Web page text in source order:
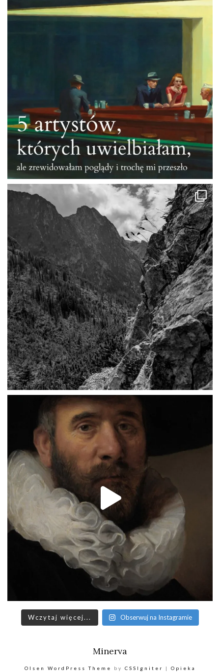
Wczytaj więcej... Obserwuj na Instagramie
Minerva
Olsen WordPress Theme by CSSIgniter | Opieka